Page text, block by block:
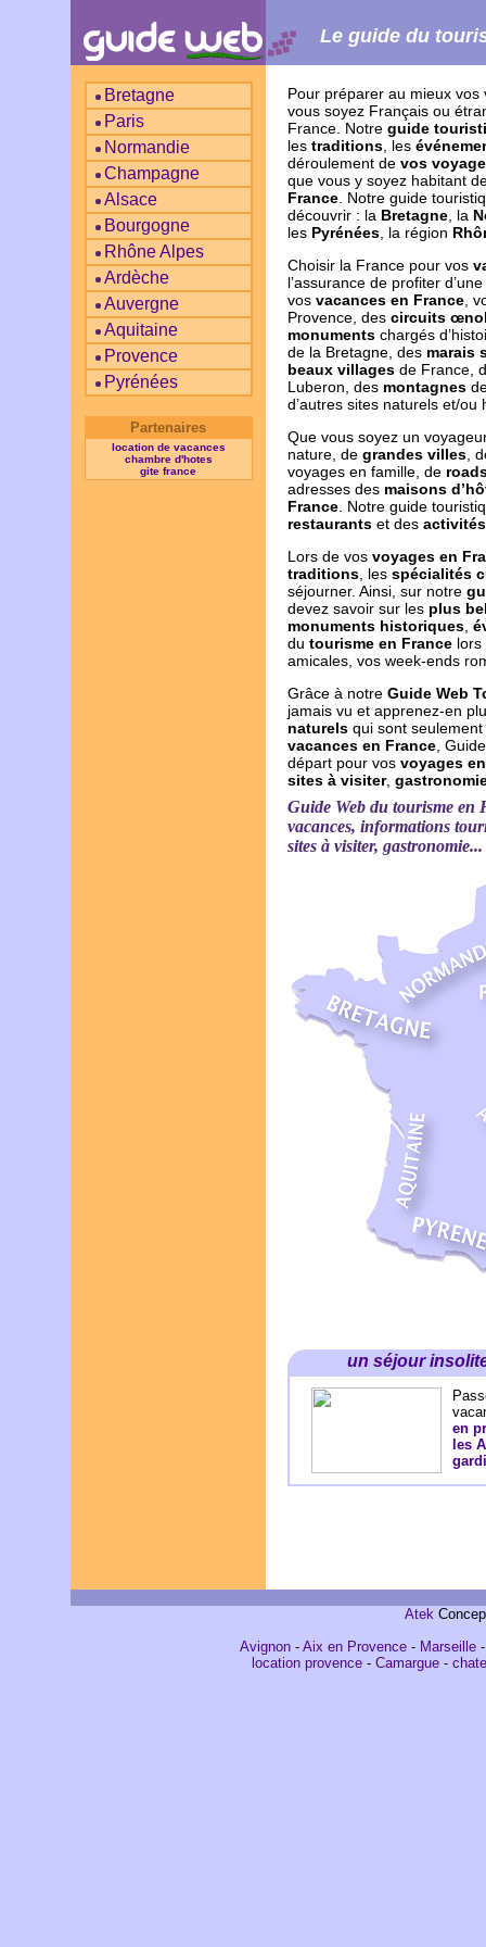
Le guide du
Bretagne
Paris
Normandie
Champagne
Alsace
Bourgogne
Rhône Alpes
Ardèche
Auvergne
Aquitaine
Provence
Pyrénées
Partenaires
location de vacances
chambre d'hotes
gite france
Pour préparer au mieux
vous soyez Français ou
France. Notre guide
les traditions , les
déroulement de vos
que vous y soyez habitant
France . Notre guide
découvrir : la Bretagne , la
les Pyrénées , la région
Choisir la France pour vos
l’assurance de profiter
vos vacances en France ,
Provence, des circuits
monuments chargés
de la Bretagne, des marais
beaux villages de France,
Luberon, des montagnes
d’autres sites naturels et/
Que vous soyez un
nature, de grandes villes ,
voyages en famille, de
adresses des maisons
France . Notre guide
restaurants et des activités
Lors de vos voyages en
traditions , les spécialités
séjourner. Ainsi, sur notre
devez savoir sur les plus
monuments historiques
du tourisme en France lors
amicales, vos week-ends
Grâce à notre Guide Web
jamais vu et apprenez-en
naturels qui sont
vacances en France ,
départ pour vos voyages
sites à visiter,
Guide Web du tourisme en
vacances, informations
sites à visiter, gastronomie...
un séjour
en
les
Atek
Avignon- Aix en Provence- Marseille
location provence- Camargue-